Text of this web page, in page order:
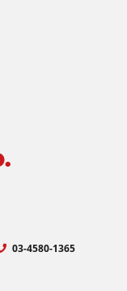
03-4580-1365